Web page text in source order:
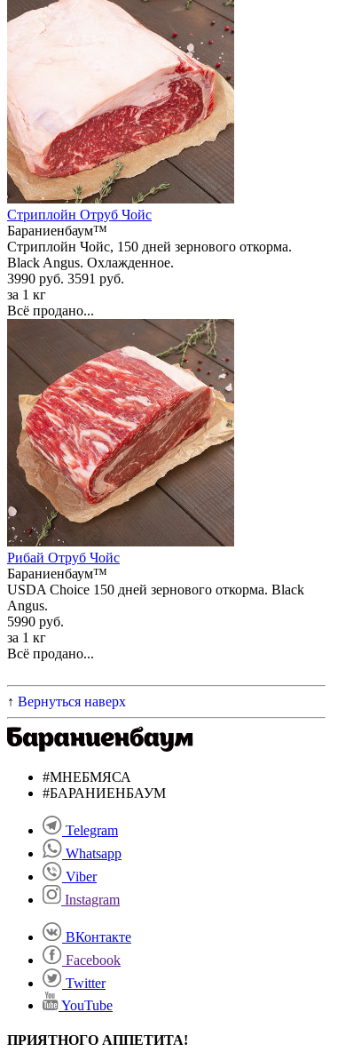
Стриплойн Отруб Чойс
Бараниенбаум™
Стриплойн Чойс, 150 дней зернового откорма.
Black Angus. Охлажденное.
3990 руб. 3591 руб.
за 1 кг
Всё продано...
Рибай Отруб Чойс
Бараниенбаум™
USDA Choice 150 дней зернового откорма. Black
Angus.
5990 руб.
за 1 кг
Всё продано...
↑ Вернуться наверх
#МНЕБМЯСА
#БАРАНИЕНБАУМ
Telegram
Whatsapp
Viber
Instagram
ВКонтакте
Facebook
Twitter
YouTube
ПРИЯТНОГО АППЕТИТА!